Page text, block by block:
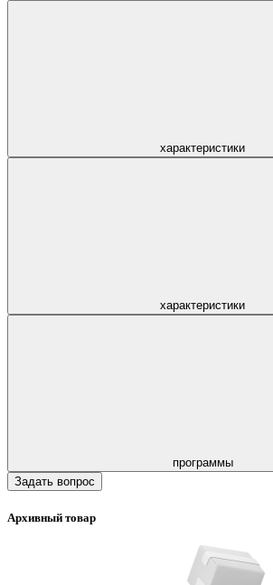
характеристики
характеристики
программы
Задать вопрос
Архивный товар